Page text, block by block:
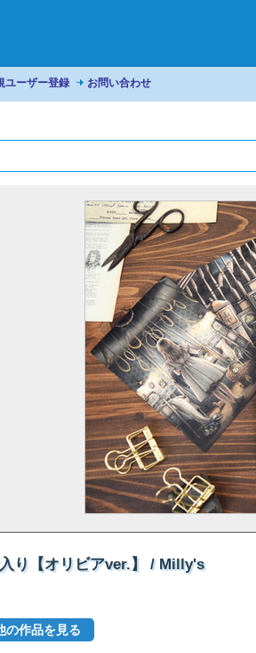
ユーザー登録 お問い合わせ
り【オリビアver.】 / Milly's
の作品を見る